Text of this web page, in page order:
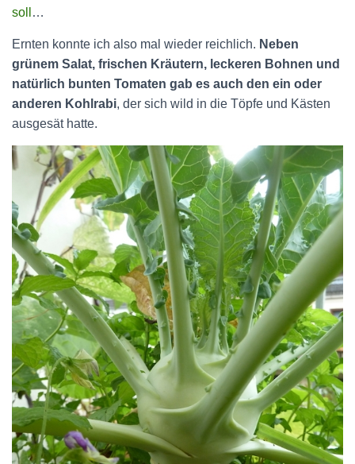
soll …
Ernten konnte ich also mal wieder reichlich. Neben
grünem Salat, frischen Kräutern, leckeren Bohnen und
natürlich bunten Tomaten gab es auch den ein oder
anderen Kohlrabi, der sich wild in die Töpfe und Kästen
ausgesät hatte.